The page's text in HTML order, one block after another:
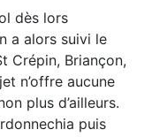
dès lors
a alors suivi le
Crépin, Briançon,
n’offre aucune
plus d’ailleurs.
puis